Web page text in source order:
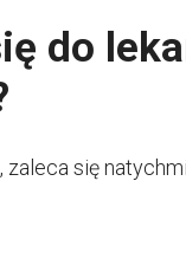
do
się